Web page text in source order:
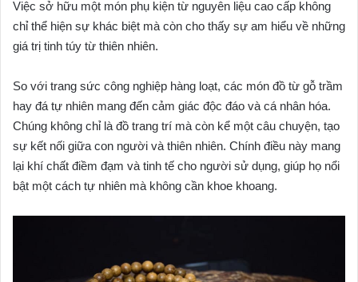
Việc sở hữu một món phụ kiện từ nguyên liệu cao cấp không
chỉ thể hiện sự khác biệt mà còn cho thấy sự am hiểu về những
giá trị tinh túy từ thiên nhiên.
So với trang sức công nghiệp hàng loạt, các món đồ từ gỗ trầm
hay đá tự nhiên mang đến cảm giác độc đáo và cá nhân hóa.
Chúng không chỉ là đồ trang trí mà còn kể một câu chuyện, tạo
sự kết nối giữa con người và thiên nhiên. Chính điều này mang
lại khí chất điềm đạm và tinh tế cho người sử dụng, giúp họ nổi
bật một cách tự nhiên mà không cần khoe khoang.